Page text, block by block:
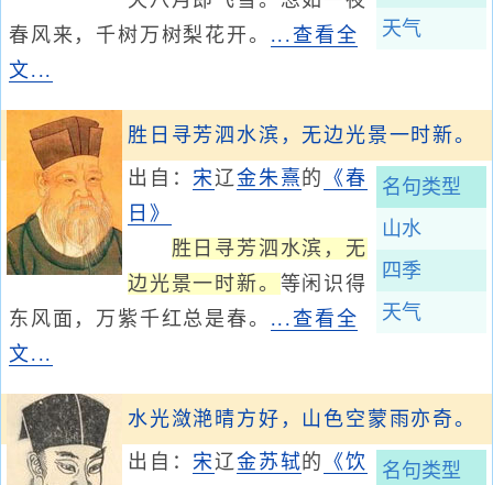
天气
春风来，千树万树梨花开。 ...查看全
文...
胜日寻芳泗水滨，无边光景一时新。
名句类型
山水
四季
天气
出自：宋辽金朱熹 的 《春
日》
胜日寻芳泗水滨，无
边光景一时新。 等闲识得
东风面，万紫千红总是春。 ...查看全
文...
水光潋滟晴方好，山色空蒙雨亦奇。
名句类型
出自：宋辽金苏轼的 《饮